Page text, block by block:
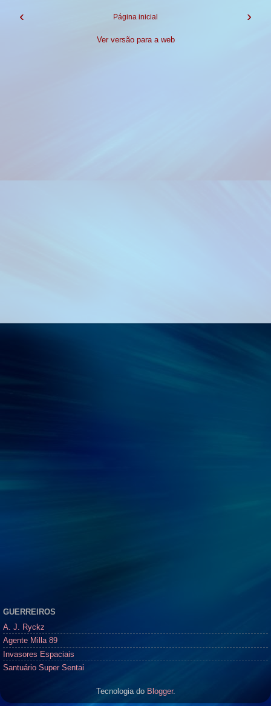
‹ ›
Página inicial
Ver versão para a web
GUERREIROS
A. J. Ryckz
Agente Milla 89
Invasores Espaciais
Santuário Super Sentai
Tecnologia do Blogger.